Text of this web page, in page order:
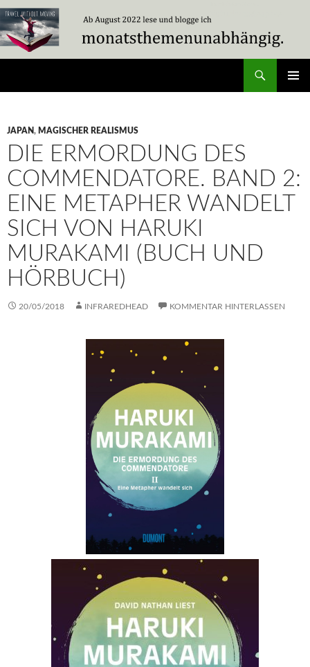
Zum
Inhalt
springen
JAPAN, MAGISCHER REALISMUS
DIE ERMORDUNG DES
COMMENDATORE. BAND 2:
EINE METAPHER WANDELT
SICH VON HARUKI
MURAKAMI (BUCH UND
HÖRBUCH)
20/05/2018 INFRAREDHEAD KOMMENTAR HINTERLASSEN